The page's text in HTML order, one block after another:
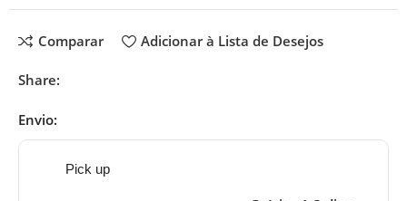
Comparar Adicionar à Lista de Desejos
Share:
Envio:
Pick up